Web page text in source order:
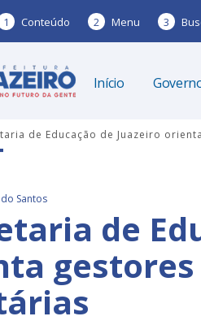
1 Conteúdo 2 Menu 3
Início
de Educação de Juazeiro
Santos
de